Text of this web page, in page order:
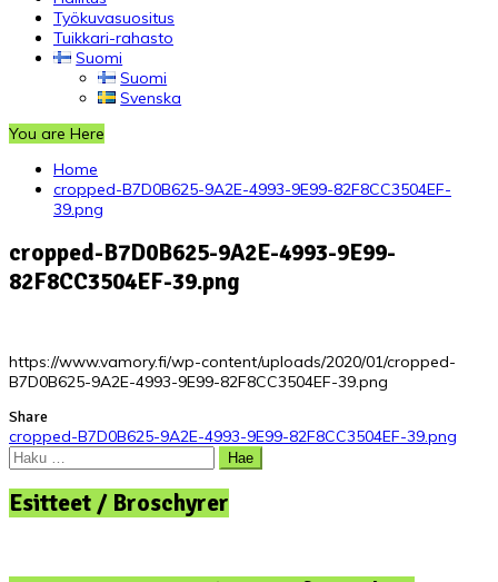
Työkuvasuositus
Tuikkari-rahasto
Suomi
Suomi
Svenska
You are Here
Home
cropped-B7D0B625-9A2E-4993-9E99-82F8CC3504EF-
39.png
cropped-B7D0B625-9A2E-4993-9E99-
82F8CC3504EF-39.png
https://www.vamory.fi/wp-content/uploads/2020/01/cropped-
B7D0B625-9A2E-4993-9E99-82F8CC3504EF-39.png
Share
Artikkelien
selaus
cropped-B7D0B625-9A2E-4993-9E99-82F8CC3504EF-39.png
Haku:
Esitteet / Broschyrer